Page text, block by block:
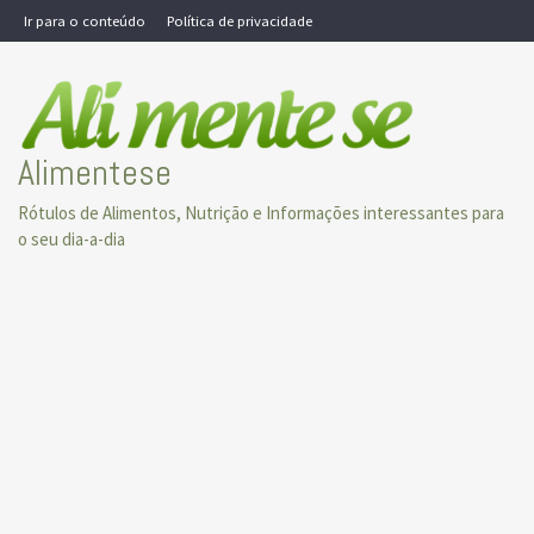
Skip
to
Ir para o conteúdo Política de privacidade
Alimentese
Rótulos de Alimentos, Nutrição e Informações interessantes para
o seu dia-a-dia